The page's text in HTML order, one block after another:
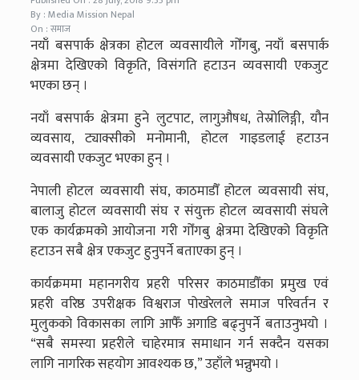
By : Media Mission Nepal
On : समाज
नयाँ बसपार्क क्षेत्रका होटल व्यवसायीले गोँगबु, नयाँ बसपार्क
क्षेत्रमा देखिएको विकृति, विसंगति हटाउन व्यवसायी एकजुट
भएका छन् ।
नयाँ बसपार्क क्षेत्रमा हुने लुटपाट, लागुऔषध, तेस्रोलिङ्गी, यौन
व्यवसाय, ट्याक्सीको मनोमानी, होटल गाइडलाई हटाउन
व्यवसायी एकजुट भएका हुन् ।
नेपाली होटल व्यवसायी संघ, काठमाडौँ होटल व्यवसायी संघ,
बालाजु होटल व्यवसायी संघ र संयुक्त होटल व्यवसायी संघले
एक कार्यक्रमको आयोजना गरी गोँगबु क्षेत्रमा देखिएको विकृति
हटाउन सबै क्षेत्र एकजुट हुनुपर्ने बताएका हुन् ।
कार्यक्रममा महानगरीय प्रहरी परिसर काठमाडौँका प्रमुख एवं
प्रहरी वरिष्ठ उपरीक्षक विश्वराज पोखरेलले समाज परिवर्तन र
मुलुकको विकासका लागि आफैँ अगाडि बढ्नुपर्ने बताउनुभयो ।
“सबै समस्या प्रहरीले चाहेरमात्र समाधान गर्न सक्दैन यसका
लागि नागरिक सहयोग आवश्यक छ,” उहाँले भन्नुभयो ।